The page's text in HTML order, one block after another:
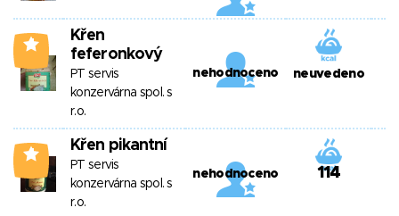
4
Křen
feferonkový
PT servis
konzervárna spol. s
r.o.
nehodnoceno neuvedeno
4 Křen pikantní
PT servis
konzervárna spol. s
r.o.
nehodnoceno 114